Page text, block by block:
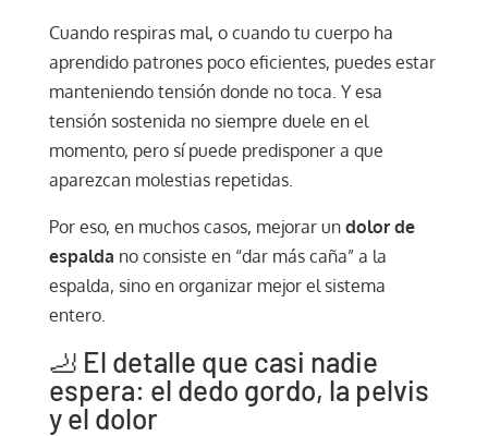
Cuando respiras mal, o cuando tu cuerpo ha
aprendido patrones poco eficientes, puedes estar
manteniendo tensión donde no toca. Y esa
tensión sostenida no siempre duele en el
momento, pero sí puede predisponer a que
aparezcan molestias repetidas.
Por eso, en muchos casos, mejorar un dolor de
espalda no consiste en “dar más caña” a la
espalda, sino en organizar mejor el sistema
entero.
🦶 El detalle que casi nadie
espera: el dedo gordo, la pelvis
y el dolor